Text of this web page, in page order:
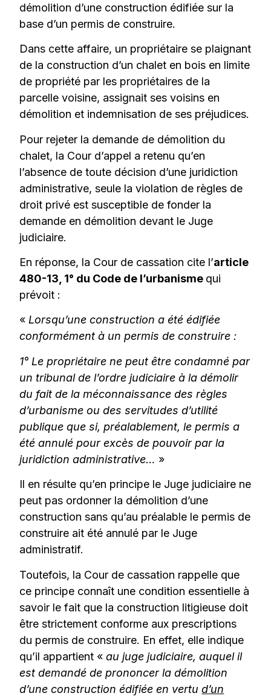
démolition d’une construction édifiée sur la
base d’un permis de construire.
Dans cette affaire, un propriétaire se plaignant
de la construction d’un chalet en bois en limite
de propriété par les propriétaires de la
parcelle voisine, assignait ses voisins en
démolition et indemnisation de ses préjudices.
Pour rejeter la demande de démolition du
chalet, la Cour d’appel a retenu qu’en
l’absence de toute décision d’une juridiction
administrative, seule la violation de règles de
droit privé est susceptible de fonder la
demande en démolition devant le Juge
judiciaire.
En réponse, la Cour de cassation cite l’article
480-13, 1° du Code de l’urbanisme qui
prévoit :
«Lorsqu’une construction a été édifiée
conformément à un permis de construire :
1° Le propriétaire ne peut être condamné par
un tribunal de l’ordre judiciaire à la démolir
du fait de la méconnaissance des règles
d’urbanisme ou des servitudes d’utilité
publique que si, préalablement, le permis a
été annulé pour excès de pouvoir par la
juridiction administrative… »
Il en résulte qu’en principe le Juge judiciaire ne
peut pas ordonner la démolition d’une
construction sans qu’au préalable le permis de
construire ait été annulé par le Juge
administratif.
Toutefois, la Cour de cassation rappelle que
ce principe connaît une condition essentielle à
savoir le fait que la construction litigieuse doit
être strictement conforme aux prescriptions
du permis de construire. En effet, elle indique
qu’il appartient «au juge judiciaire, auquel il
est demandé de prononcer la démolition
d’une construction édifiée en vertud’un